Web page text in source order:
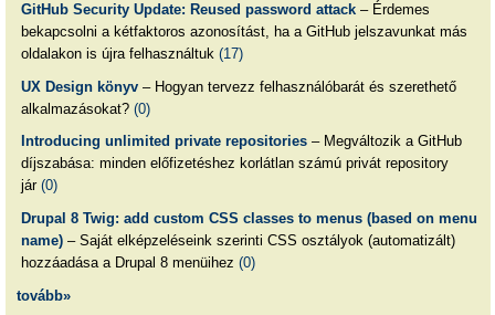
GitHub Security Update: Reused password attack– Érdemes
bekapcsolni a kétfaktoros azonosítást, ha a GitHub jelszavunkat más
oldalakon is újra felhasználtuk (17)
UX Design könyv– Hogyan tervezz felhasználóbarát és szerethető
alkalmazásokat? (0)
Introducing unlimited private repositories– Megváltozik a GitHub
díjszabása: minden előfizetéshez korlátlan számú privát repository
jár (0)
Drupal 8 Twig: add custom CSS classes to menus (based on menu
name)– Saját elképzeléseink szerinti CSS osztályok (automatizált)
hozzáadása a Drupal 8 menüihez (0)
tovább»